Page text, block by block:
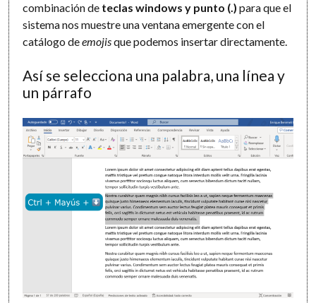
combinación de teclas windows y punto (.) para que el
sistema nos muestre una ventana emergente con el
catálogo deemojisque podemos insertar directamente.
Así se selecciona una palabra, una línea y
un párrafo